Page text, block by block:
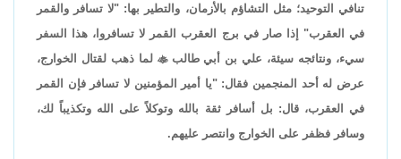
تنافي التوحيد؛ مثل التشاؤم بالأزمان، والتطير بها: "لا تسافر والقمر
في العقرب" إذا صار في برج العقرب القمر لا تسافروا، هذا السفر
سيء، ونتائجه سيئة، علي بن أبي طالب لما ذهب لقتال الخوارج،
عرض له أحد المنجمين فقال: "يا أمير المؤمنين لا تسافر فإن القمر
في العقرب، قال: بل أسافر ثقة بالله وتوكلاً على الله وتكذيباً لك،
وسافر فظفر على الخوارج وانتصر عليهم.